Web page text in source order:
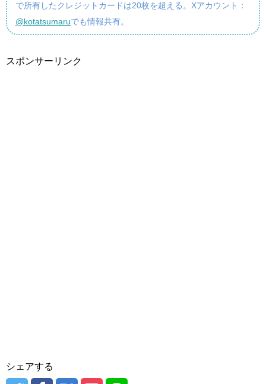
で所有したクレジットカードは20枚を超える。Xアカウント：
@kotatsumaruでも情報共有。
スポンサーリンク
シェアする